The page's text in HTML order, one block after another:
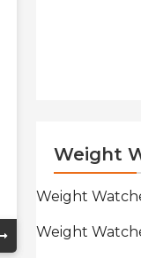
Weight
Weight
Weight